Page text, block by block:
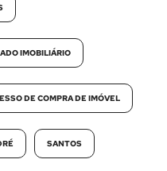
IMOBILIÁRIO
DE COMPRA DE IMÓVEL
SANTOS